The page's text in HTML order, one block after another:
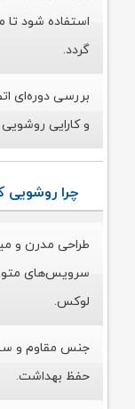
استفاده شود
گردد.
بررسی دوره‌ای
و کارایی
چرا روشویی
طراحی مدرن و
سرویس‌های
لوکس.
جنس مقاوم و
حفظ بهداشت.